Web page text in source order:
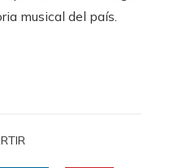
musical del país.